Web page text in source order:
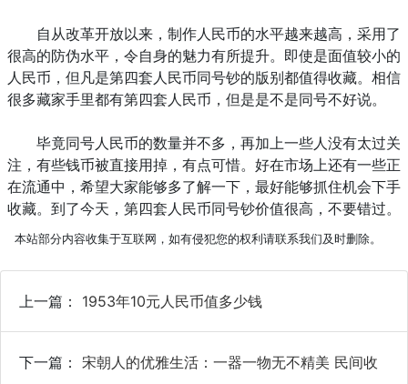
自从改革开放以来，制作人民币的水平越来越高，采用了
很高的防伪水平，令自身的魅力有所提升。即使是面值较小的
人民币，但凡是第四套人民币同号钞的版别都值得收藏。相信
很多藏家手里都有第四套人民币，但是是不是同号不好说。
毕竟同号人民币的数量并不多，再加上一些人没有太过关
注，有些钱币被直接用掉，有点可惜。好在市场上还有一些正
在流通中，希望大家能够多了解一下，最好能够抓住机会下手
收藏。到了今天，第四套人民币同号钞价值很高，不要错过。
本站部分内容收集于互联网，如有侵犯您的权利请联系我们及时删除。
上一篇： 1953年10元人民币值多少钱
下一篇： 宋朝人的优雅生活：一器一物无不精美 民间收